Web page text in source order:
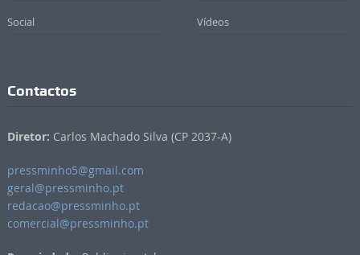
Social Vídeos
Contactos
Diretor: Carlos Machado Silva (CP 2037-A)
pressminho5@gmail.com
geral@pressminho.pt
redacao@pressminho.pt
comercial@pressminho.pt